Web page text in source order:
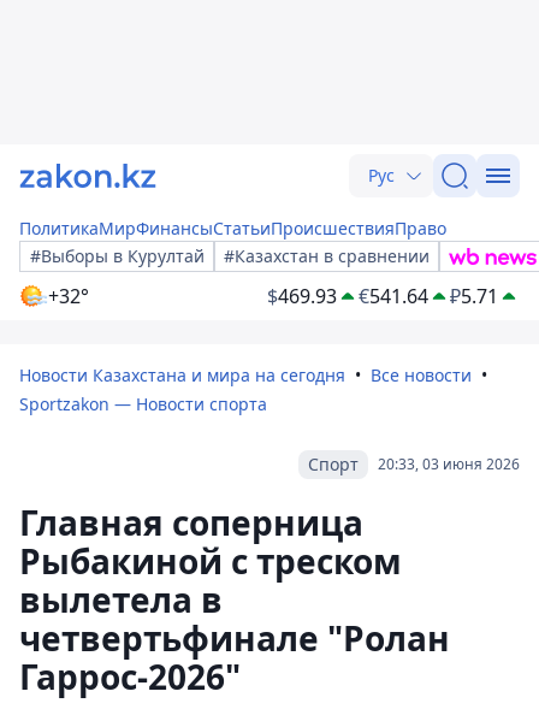
Рус
ПолитикаМирФинансыСтатьиПроисшествияПраво
#Выборы в Курултай
#Казахстан в сравнении
+32° $469.93 €541.64 ₽5.71
Новости Казахстана и мира на сегодня
Все новости
Sportzakon — Новости спорта
20:33, 03 июня 2026
Спорт
Главная соперница
Рыбакиной с треском
вылетела в
четвертьфинале "Ролан
Гаррос-2026"